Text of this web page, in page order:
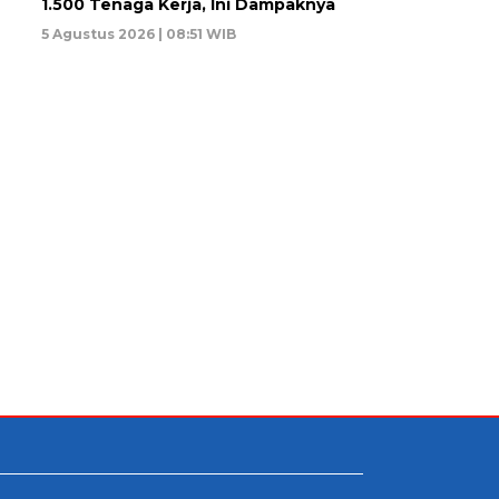
1.500 Tenaga Kerja, Ini Dampaknya
5 Agustus 2026 | 08:51 WIB